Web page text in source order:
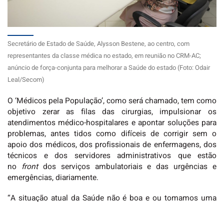
Secretário de Estado de Saúde, Alysson Bestene, ao centro, com
representantes da classe médica no estado, em reunião no CRM-AC;
anúncio de força-conjunta para melhorar a Saúde do estado (Foto: Odair
Leal/Secom)
O ‘Médicos pela População’, como será chamado, tem como
objetivo zerar as filas das cirurgias, impulsionar os
atendimentos médico-hospitalares e apontar soluções para
problemas, antes tidos como difíceis de corrigir sem o
apoio dos médicos, dos profissionais de enfermagens, dos
técnicos e dos servidores administrativos que estão
no frontdos serviços ambulatoriais e das urgências e
emergências, diariamente.
“A situação atual da Saúde não é boa e ou tomamos uma